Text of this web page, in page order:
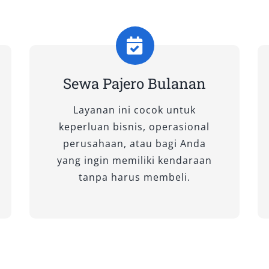
prima, dengan perawatan berkala
opsi lepas kunci. Berikut adalah
Berat dan Perjalanan
bagi Anda yang membutuhkan
dan kemampuan jelajah ekstrem.
Sewa Pajero Bulanan
Layanan ini cocok untuk
keperluan bisnis, operasional
perusahaan, atau bagi Anda
yang ingin memiliki kendaraan
tanpa harus membeli.